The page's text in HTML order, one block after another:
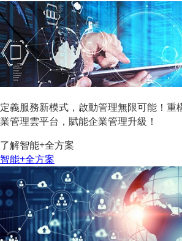
定義服務新模式，啟動管理無限可能！重
業管理雲平台，賦能企業管理升級！
了解智能+全方案
智能+全方案